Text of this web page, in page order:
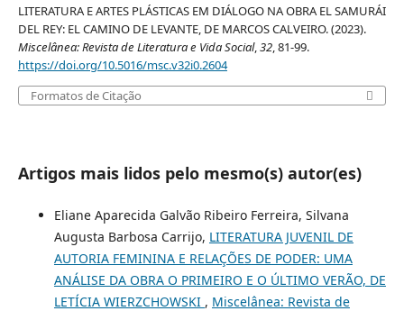
LITERATURA E ARTES PLÁSTICAS EM DIÁLOGO NA OBRA EL SAMURÁI
DEL REY: EL CAMINO DE LEVANTE, DE MARCOS CALVEIRO. (2023).
Miscelânea: Revista de Literatura e Vida Social,32, 81-99.
https://doi.org/10.5016/msc.v32i0.2604
Formatos de Citação
Artigos mais lidos pelo mesmo(s) autor(es)
Eliane Aparecida Galvão Ribeiro Ferreira, Silvana
Augusta Barbosa Carrijo, LITERATURA JUVENIL DE
AUTORIA FEMININA E RELAÇÕES DE PODER: UMA
ANÁLISE DA OBRA O PRIMEIRO E O ÚLTIMO VERÃO, DE
LETÍCIA WIERZCHOWSKI , Miscelânea: Revista de